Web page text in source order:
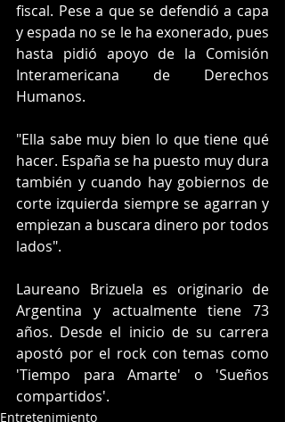
fiscal. Pese a que se defendió a capa
y espada no se le ha exonerado, pues
hasta pidió apoyo de la Comisión
Interamericana de Derechos
Humanos.
"Ella sabe muy bien lo que tiene qué
hacer. España se ha puesto muy dura
también y cuando hay gobiernos de
corte izquierda siempre se agarran y
empiezan a buscara dinero por todos
lados".
Laureano Brizuela es originario de
Argentina y actualmente tiene 73
años. Desde el inicio de su carrera
apostó por el rock con temas como
'Tiempo para Amarte' o 'Sueños
compartidos'.
Entretenimiento